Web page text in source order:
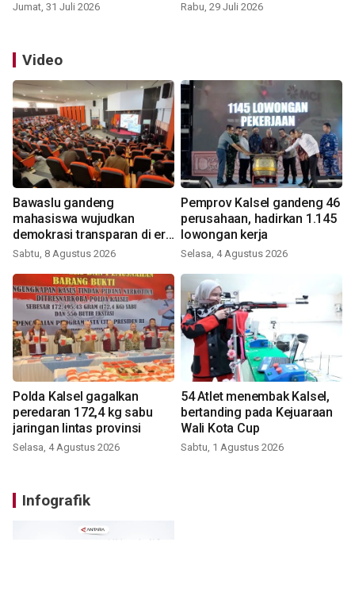
Jumat, 31 Juli 2026 Rabu, 29 Juli 2026
Video
Bawaslu gandeng
mahasiswa wujudkan
demokrasi transparan di era
digital
Sabtu, 8 Agustus 2026
Pemprov Kalsel gandeng 46
perusahaan, hadirkan 1.145
lowongan kerja
Selasa, 4 Agustus 2026
Polda Kalsel gagalkan
peredaran 172,4 kg sabu
jaringan lintas provinsi
Selasa, 4 Agustus 2026
54 Atlet menembak Kalsel,
bertanding pada Kejuaraan
Wali Kota Cup
Sabtu, 1 Agustus 2026
Infografik